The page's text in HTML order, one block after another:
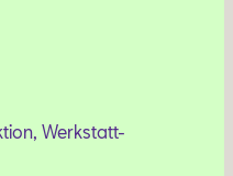
Werkstatt-